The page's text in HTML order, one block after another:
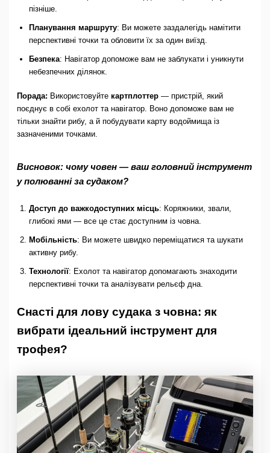
пізніше.
Планування маршруту: Ви можете заздалегідь намітити
перспективні точки та обловити їх за один виїзд.
Безпека: Навігатор допоможе вам не заблукати і уникнути
небезпечних ділянок.
Порада: Використовуйте картплоттер— пристрій, який
поєднує в собі ехолот та навігатор. Воно допоможе вам не
тільки знайти рибу, а й побудувати карту водоймища із
зазначеними точками.
Висновок: чому човен — ваш головний інструмент
у полюванні за судаком?
Доступ до важкодоступних місць: Коряжники, звали,
глибокі ями — все це стає доступним із човна.
Мобільність: Ви можете швидко переміщатися та шукати
активну рибу.
Технології: Ехолот та навігатор допомагають знаходити
перспективні точки та аналізувати рельєф дна.
Снасті для лову судака з човна: як
вибрати ідеальний інструмент для
трофея?